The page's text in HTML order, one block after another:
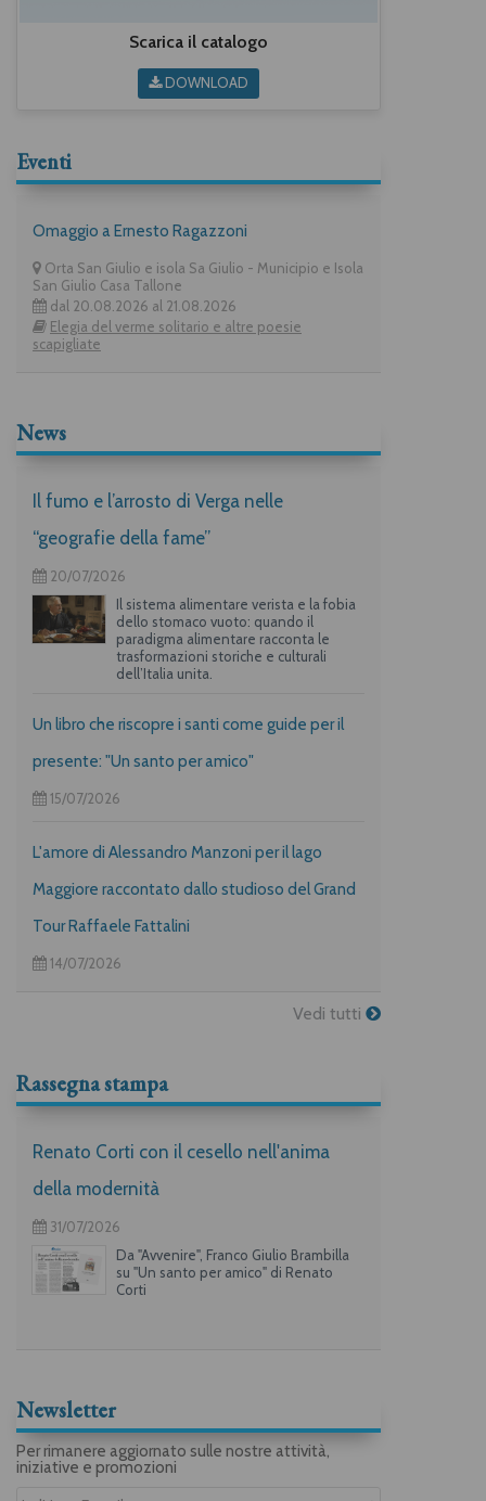
Scarica il catalogo
DOWNLOAD
Eventi
Omaggio a Ernesto Ragazzoni
Orta San Giulio e isola Sa Giulio - Municipio e Isola
San Giulio Casa Tallone
dal 20.08.2026 al 21.08.2026
Elegia del verme solitario e altre poesie
scapigliate
News
Il fumo e l’arrosto di Verga nelle
“geografie della fame”
20/07/2026
Il sistema alimentare verista e la fobia
dello stomaco vuoto: quando il
paradigma alimentare racconta le
trasformazioni storiche e culturali
dell’Italia unita.
Un libro che riscopre i santi come guide per il
presente: "Un santo per amico"
15/07/2026
L'amore di Alessandro Manzoni per il lago
Maggiore raccontato dallo studioso del Grand
Tour Raffaele Fattalini
14/07/2026
Vedi tutti
Rassegna stampa
Renato Corti con il cesello nell'anima
della modernità
31/07/2026
Da "Avvenire", Franco Giulio Brambilla
su "Un santo per amico" di Renato
Corti
Newsletter
Per rimanere aggiornato sulle nostre attività,
iniziative e promozioni